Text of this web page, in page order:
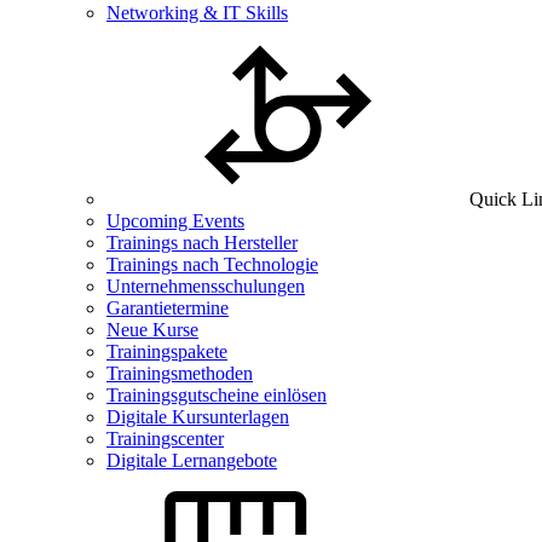
Networking & IT Skills
Quick
Upcoming Events
Trainings nach Hersteller
Trainings nach Technologie
Unternehmensschulungen
Garantietermine
Neue Kurse
Trainingspakete
Trainingsmethoden
Trainingsgutscheine einlösen
Digitale Kursunterlagen
Trainingscenter
Digitale Lernangebote